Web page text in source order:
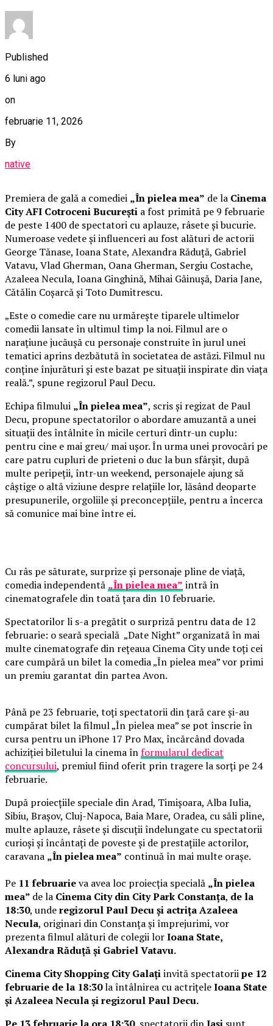
Published
6 luni ago
on
februarie 11, 2026
By
native
Premiera de gală a comediei „În pielea mea” de la Cinema
City AFI Cotroceni București a fost primită pe 9 februarie
de peste 1400 de spectatori cu aplauze, râsete și bucurie.
Numeroase vedete și influenceri au fost alături de actorii
George Tănase, Ioana State, Alexandra Răduță, Gabriel
Vatavu, Vlad Gherman, Oana Gherman, Sergiu Costache,
Azaleea Necula, Ioana Ginghină, Mihai Găinușă, Daria Jane,
Cătălin Coșarcă și Toto Dumitrescu.
„Este o comedie care nu urmărește tiparele ultimelor
comedii lansate în ultimul timp la noi. Filmul are o
narațiune jucăușă cu personaje construite în jurul unei
tematici aprins dezbătută în societatea de astăzi. Filmul nu
conține înjurături și este bazat pe situații inspirate din viața
reală.”, spune regizorul Paul Decu.
Echipa filmului „În pielea mea”, scris și regizat de Paul
Decu, propune spectatorilor o abordare amuzantă a unei
situații des întâlnite în micile certuri dintr-un cuplu:
pentru cine e mai greu/ mai ușor. În urma unei provocări pe
care patru cupluri de prieteni o duc la bun sfârșit, după
multe peripeții, într-un weekend, personajele ajung să
câștige o altă viziune despre relațiile lor, lăsând deoparte
presupunerile, orgoliile și preconcepțiile, pentru a încerca
să comunice mai bine între ei.
Cu râs pe săturate, surprize și personaje pline de viață,
comedia independentă „În pielea mea” intră în
cinematografele din toată țara din 10 februarie.
Spectatorilor li s-a pregătit o surpriză pentru data de 12
februarie: o seară specială „Date Night” organizată în mai
multe cinematografe din rețeaua Cinema City unde toți cei
care cumpără un bilet la comedia „În pielea mea” vor primi
un premiu garantat din partea Avon.
Până pe 23 februarie, toți spectatorii din țară care și-au
cumpărat bilet la filmul „În pielea mea” se pot înscrie în
cursa pentru un iPhone 17 Pro Max, încărcând dovada
achiziției biletului la cinema înformularul dedicat
concursului, premiul fiind oferit prin tragere la sorți pe 24
februarie.
După proiecțiile speciale din Arad, Timișoara, Alba Iulia,
Sibiu, Brașov, Cluj-Napoca, Baia Mare, Oradea, cu săli pline,
multe aplauze, râsete și discuții îndelungate cu spectatorii
curioși și încântați de poveste și de prestațiile actorilor,
caravana „În pielea mea” continuă în mai multe orașe.
Pe 11 februarieva avea loc proiecția specială „În pielea
mea” de la Cinema City din City Park Constanța, de la
18:30, underegizorul Paul Decu și actrița Azaleea
Necula, originari din Constanța și împrejurimi, vor
prezenta filmul alături de colegii lorIoana State,
Alexandra Răduță și Gabriel Vatavu.
Cinema City Shopping City Galațiinvită spectatoriipe 12
februarie de la 18:30la întâlnirea cu actrițeleIoana State
și Azaleea Necula și regizorul Paul Decu.